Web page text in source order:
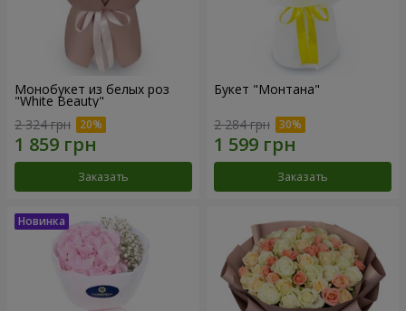
Монобукет из белых роз
"White Beauty"
2 324 грн
Заказать
Букет "Монтана"
2 284 грн
Заказать